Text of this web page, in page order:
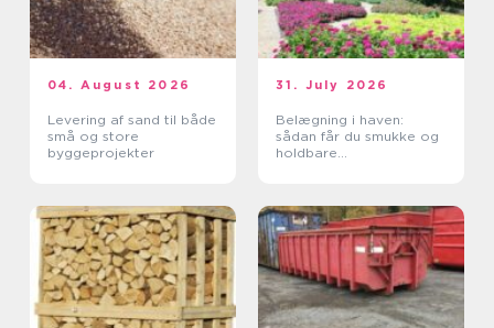
04. August 2026
Levering af sand til både
små og store
byggeprojekter
31. July 2026
Belægning i haven:
sådan får du smukke og
holdbare